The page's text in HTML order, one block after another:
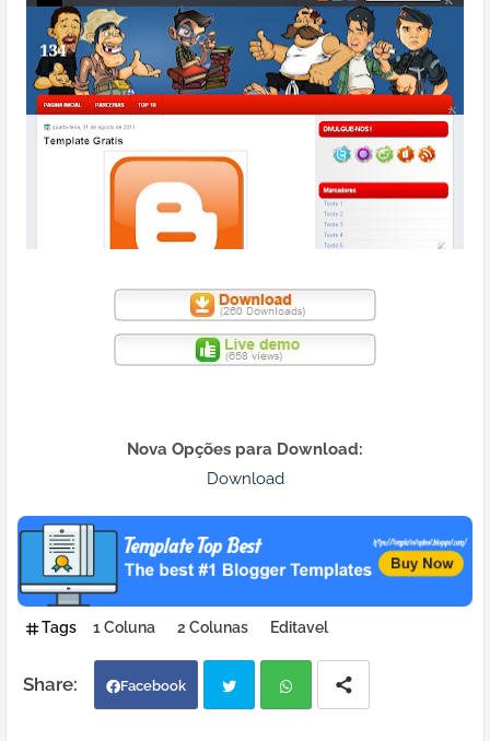
Nova Opções para Download:
Download
Tags 1 Coluna 2 Colunas Editavel
Facebook